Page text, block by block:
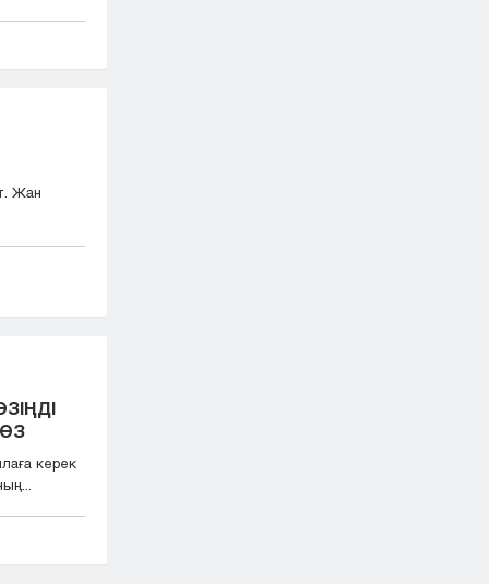
Жан
керек